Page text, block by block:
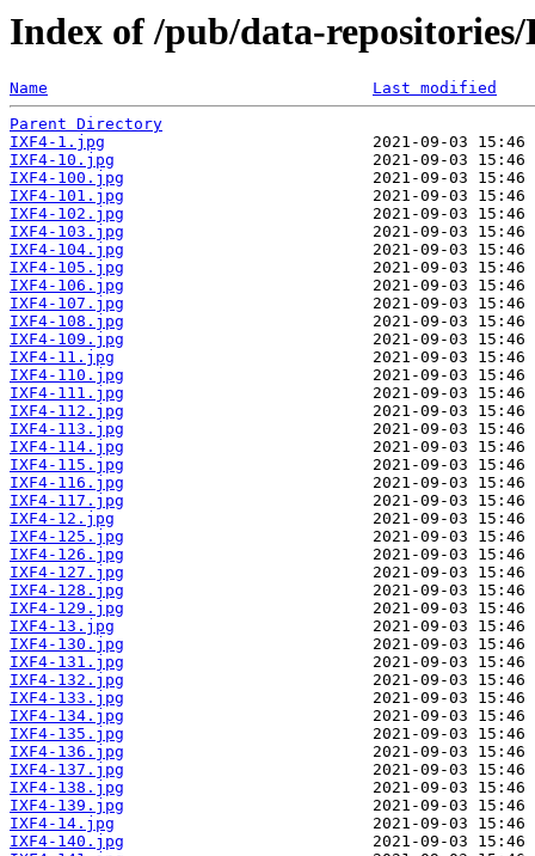
Index of /pub/data-
Name
Last modified
Parent Directory
IXF4-1.jpg
IXF4-10.jpg
IXF4-100.jpg
IXF4-101.jpg
IXF4-102.jpg
IXF4-103.jpg
IXF4-104.jpg
IXF4-105.jpg
IXF4-106.jpg
IXF4-107.jpg
IXF4-108.jpg
IXF4-109.jpg
IXF4-11.jpg
IXF4-110.jpg
IXF4-111.jpg
IXF4-112.jpg
IXF4-113.jpg
IXF4-114.jpg
IXF4-115.jpg
IXF4-116.jpg
IXF4-117.jpg
IXF4-12.jpg
IXF4-125.jpg
IXF4-126.jpg
IXF4-127.jpg
IXF4-128.jpg
IXF4-129.jpg
IXF4-13.jpg
IXF4-130.jpg
IXF4-131.jpg
IXF4-132.jpg
IXF4-133.jpg
IXF4-134.jpg
IXF4-135.jpg
IXF4-136.jpg
IXF4-137.jpg
IXF4-138.jpg
IXF4-139.jpg
IXF4-14.jpg
IXF4-140.jpg